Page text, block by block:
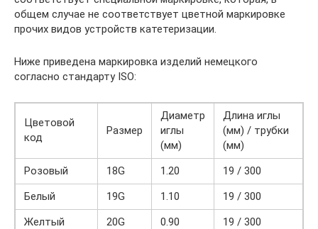
общем случае не соответствует цветной маркировке
прочих видов устройств катетеризации.
Ниже приведена маркировка изделий немецкого
согласно стандарту ISO:
Цветовой
код
Размер
Диаметр
иглы
(мм)
Длина иглы
(мм) / трубки
(мм)
Розовый
18G 1.20
19 / 300
Белый
19G 1.10
19 / 300
Желтый
20G 0.90
19 / 300